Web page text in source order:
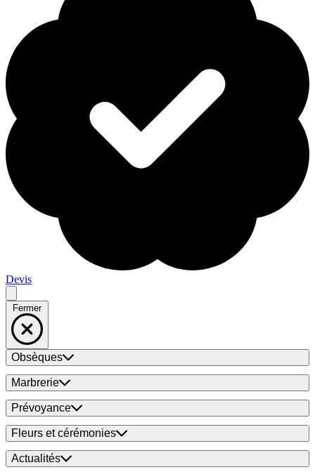
Devis
Fermer
Obsèques
Marbrerie
Prévoyance
Fleurs et cérémonies
Actualités